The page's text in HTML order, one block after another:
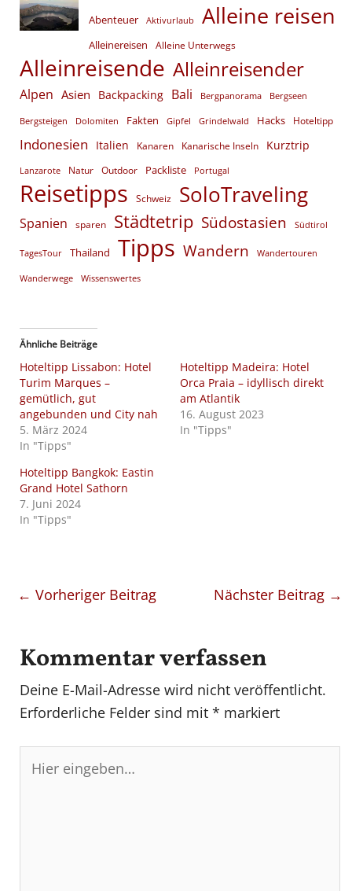
Abenteuer Aktivurlaub Alleine reisen
Alleinereisen Alleine Unterwegs
Alleinreisende Alleinreisender
Alpen Asien Backpacking Bali Bergpanorama Bergseen
Bergsteigen Dolomiten Fakten Gipfel Grindelwald Hacks Hoteltipp
Indonesien Italien Kanaren Kanarische Inseln Kurztrip
Lanzarote Natur Outdoor Packliste Portugal
Reisetipps Schweiz SoloTraveling
Spanien sparen Städtetrip Südostasien Südtirol
TagesTour Thailand Tipps Wandern Wandertouren
Wanderwege Wissenswertes
Ähnliche Beiträge
Hoteltipp Lissabon: Hotel
Turim Marques –
gemütlich, gut
angebunden und City nah
5. März 2024
In "Tipps"
Hoteltipp Madeira: Hotel
Orca Praia – idyllisch direkt
am Atlantik
16. August 2023
In "Tipps"
Hoteltipp Bangkok: Eastin
Grand Hotel Sathorn
7. Juni 2024
In "Tipps"
← Vorheriger Beitrag Nächster Beitrag →
Kommentar verfassen
Deine E-Mail-Adresse wird nicht veröffentlicht.
Erforderliche Felder sind mit * markiert
eingeben…